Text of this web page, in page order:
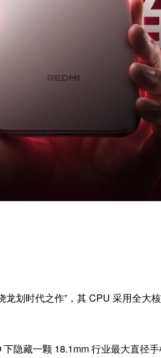
划时代之作”，其 CPU 采用全
隐藏一颗 18.1mm 行业最大直径